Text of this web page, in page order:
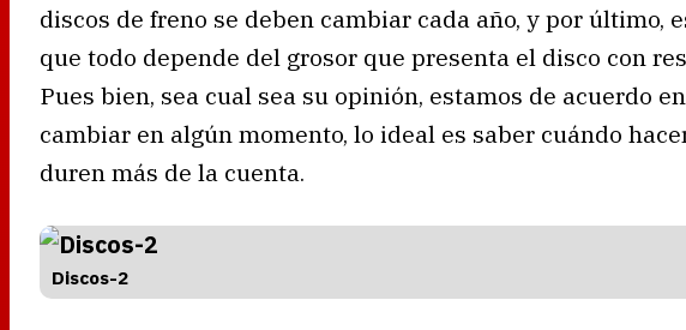
discos de freno se deben cambiar cada año, y por último,
que todo depende del grosor que presenta el disco con
Pues bien, sea cual sea su opinión, estamos de acuerdo
cambiar en algún momento, lo ideal es saber cuándo
duren más de la cuenta.
Discos-2